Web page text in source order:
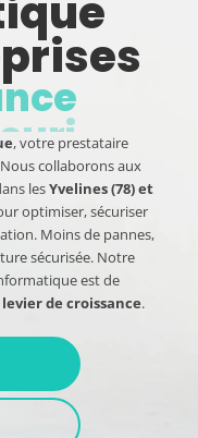
, votre prestataire
collaborons aux
lesYvelines (78) et
optimiser, sécuriser
Moins de pannes,
sécurisée. Notre
est de
de croissance.